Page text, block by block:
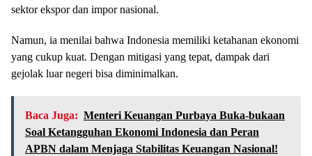
sektor ekspor dan impor nasional.
Namun, ia menilai bahwa Indonesia memiliki ketahanan ekonomi
yang cukup kuat. Dengan mitigasi yang tepat, dampak dari
gejolak luar negeri bisa diminimalkan.
Baca Juga: Menteri Keuangan Purbaya Buka-bukaan
Soal Ketangguhan Ekonomi Indonesia dan Peran
APBN dalam Menjaga Stabilitas Keuangan Nasional!